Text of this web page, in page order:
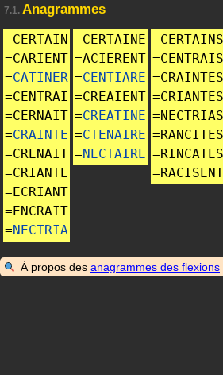
7.1. Anagrammes
CERTAIN
=CARIENT
=CATINER
=CENTRAI
=CERNAIT
=CRAINTE
=CRENAIT
=CRIANTE
=ECRIANT
=ENCRAIT
=NECTRIA
CERTAINE
=ACIERENT
=CENTIARE
=CREAIENT
=CREATINE
=CTENAIRE
=NECTAIRE
CERTAINS
=CENTRAIS
=CRAINTES
=CRIANTES
=NECTRIAS
=RANCITES
=RINCATES
=RACISENT
À propos des anagrammes des flexions